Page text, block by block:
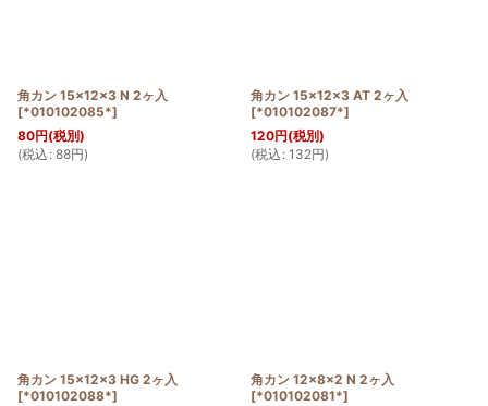
角カン 15×12×3 N 2ヶ入
[*010102085*]
80円(税別)
(税込 : 88円)
角カン 15×12×3 AT 2ヶ入
[*010102087*]
120円(税別)
(税込 : 132円)
角カン 15×12×3 HG 2ヶ入
[*010102088*]
角カン 12×8×2 N 2ヶ入
[*010102081*]